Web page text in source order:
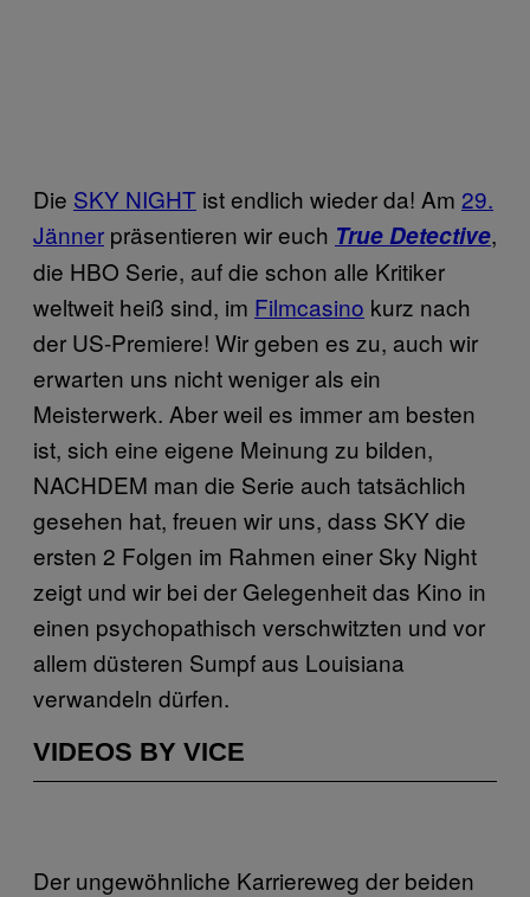
Die SKY NIGHT ist endlich wieder da! Am 29.
Jänner präsentieren wir euch True Detective,
die HBO Serie, auf die schon alle Kritiker
weltweit heiß sind, im Filmcasino kurz nach
der US-Premiere! Wir geben es zu, auch wir
erwarten uns nicht weniger als ein
Meisterwerk. Aber weil es immer am besten
ist, sich eine eigene Meinung zu bilden,
NACHDEM man die Serie auch tatsächlich
gesehen hat, freuen wir uns, dass SKY die
ersten 2 Folgen im Rahmen einer Sky Night
zeigt und wir bei der Gelegenheit das Kino in
einen psychopathisch verschwitzten und vor
allem düsteren Sumpf aus Louisiana
verwandeln dürfen.
VIDEOS BY VICE
Der ungewöhnliche Karriereweg der beiden